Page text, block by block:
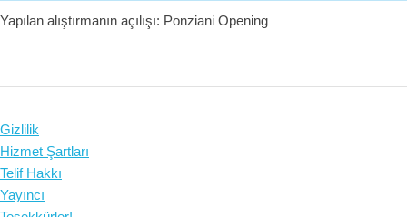
Yapılan alıştırmanın açılışı: Ponziani Opening
Gizlilik
Hizmet Şartları
Telif Hakkı
Yayıncı